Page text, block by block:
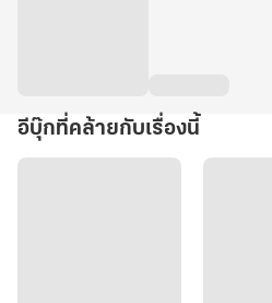
อีบุ๊กที่คล้ายกับเรื่องนี้